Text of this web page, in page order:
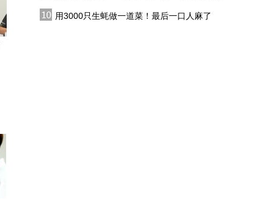
当短剧遇上AI
用3000只生蚝做一道菜！最后一口人麻了